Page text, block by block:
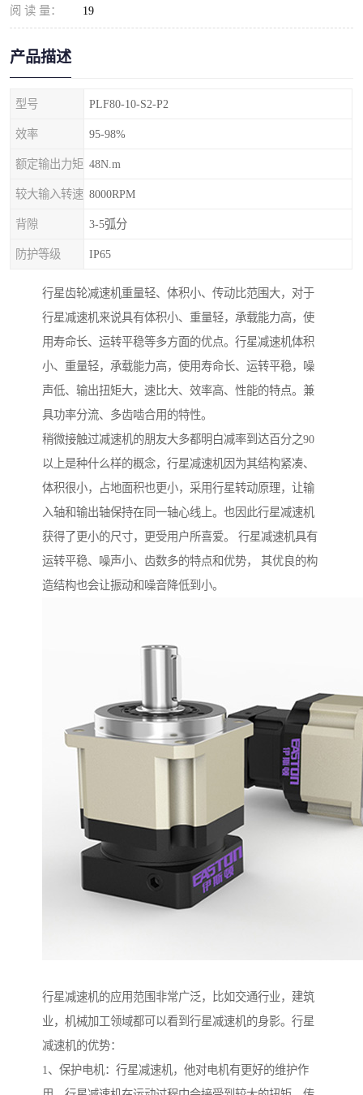
阅 读 量： 19
产品描述
型号 PLF80-10-S2-P2
效率 95-98%
额定输出力矩 48N.m
较大输入转速 8000RPM
背隙 3-5弧分
防护等级 IP65
行星齿轮减速机重量轻、体积小、传动比范围大，对于
行星减速机来说具有体积小、重量轻，承载能力高，使
用寿命长、运转平稳等多方面的优点。行星减速机体积
小、重量轻，承载能力高，使用寿命长、运转平稳，噪
声低、输出扭矩大，速比大、效率高、性能的特点。兼
具功率分流、多齿啮合用的特性。
稍微接触过减速机的朋友大多都明白减率到达百分之90
以上是种什么样的概念，行星减速机因为其结构紧凑、
体积很小，占地面积也更小，采用行星转动原理，让输
入轴和输出轴保持在同一轴心线上。也因此行星减速机
获得了更小的尺寸，更受用户所喜爱。 行星减速机具有
运转平稳、噪声小、齿数多的特点和优势， 其优良的构
造结构也会让振动和噪音降低到小。
行星减速机的应用范围非常广泛，比如交通行业，建筑
业，机械加工领域都可以看到行星减速机的身影。行星
减速机的优势：
1、保护电机：行星减速机，他对电机有更好的维护作